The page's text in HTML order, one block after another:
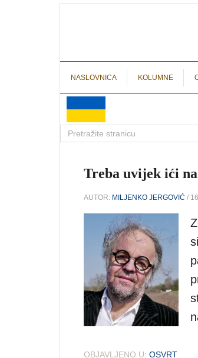
NASLOVNICA KOLUMNE
Treba uvijek ići
AUTOR: MILJENKO JERGOVIĆ /
OBJAVLJENO U: OSVRT